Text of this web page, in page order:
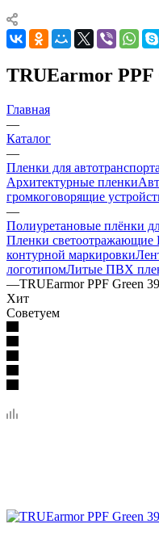
TRUEarmor PPF
Главная
—
Каталог
—
Пленки для автотранспорта
Архитектурные пленки
громкоговорящие
—
Полиуретановые плёнки
Пленки
контурной маркировки
логотипомЛитые ПВХ
—TRUEarmor PPF Green
Хит
Советуем